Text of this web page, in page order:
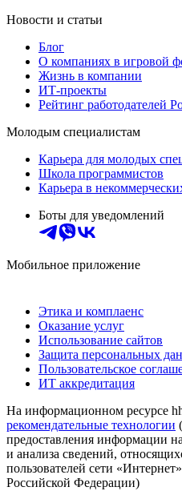
Новости и статьи
Блог
О компаниях в игровой
Жизнь в компании
ИТ-проекты
Рейтинг работодателей
Молодым специалистам
Карьера для молодых
Школа программистов
Карьера в
Боты для уведомлений
Мобильное приложение
Этика и комплаенс
Оказание услуг
Использование сайтов
Защита персональных
Пользовательское
ИТ аккредитация
На информационном ресурсе
рекомендательные технологии
предоставления информации
и анализа сведений,
пользователей сети
Российской Федерации)